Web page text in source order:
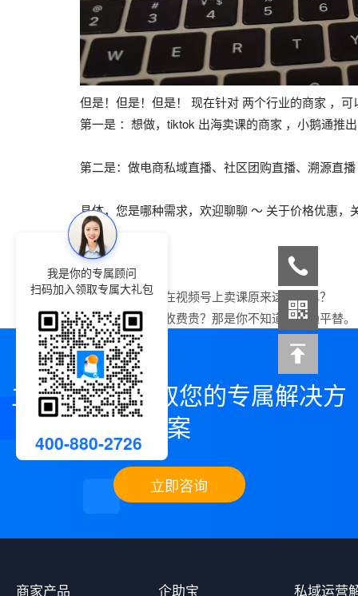
但是！但是！但是！ 现在针对 两个行业的商家 ，可
第一是 ：想做，tiktok 出海卖课的商家 ，小鹅通推
第二是：做电商私域直播、社区团购直播、溯源直
具体，您是哪种需求，欢迎聊聊 ～ 关于价格优惠，
上一篇：小鹅通在视频号上卖课原来这么简单？
下一篇：小鹅通收费贵？那是你不知道小鹅通平替。
立即咨询，领取您的专属解决方
案
立即咨询
商家产品 企助宝 私域运营
我是你的专属顾问
扫码加入领取专属大礼包
400-880-2726